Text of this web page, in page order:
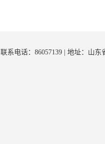
联系电话：86057139 | 地址：山